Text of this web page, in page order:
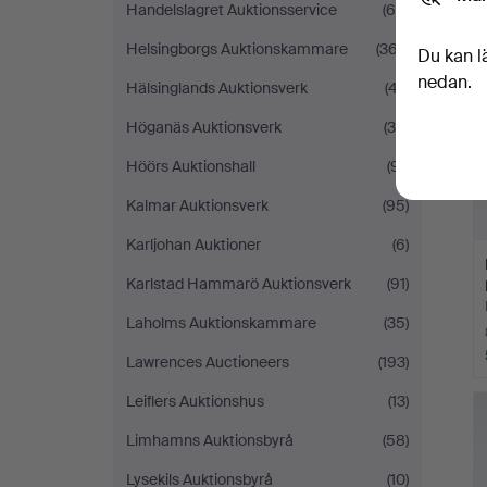
Handelslagret Auktionsservice
(68)
Helsingborgs Auktionskammare
(367)
Hälsinglands Auktionsverk
(47)
Höganäs Auktionsverk
(34)
Höörs Auktionshall
(91)
Kalmar Auktionsverk
(95)
Karljohan Auktioner
(6)
Karlstad Hammarö Auktionsverk
(91)
Laholms Auktionskammare
(35)
Lawrences Auctioneers
(193)
Leiflers Auktionshus
(13)
Limhamns Auktionsbyrå
(58)
Lysekils Auktionsbyrå
(10)
Du kan
nedan.